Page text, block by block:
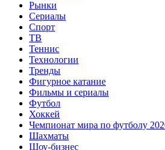
Рынки
Сериалы
Спорт
ТВ
Теннис
Технологии
Тренды
Фигурное катание
Фильмы и сериалы
Футбол
Хоккей
Чемпионат мира по футболу
Шахматы
Шоу-бизнес